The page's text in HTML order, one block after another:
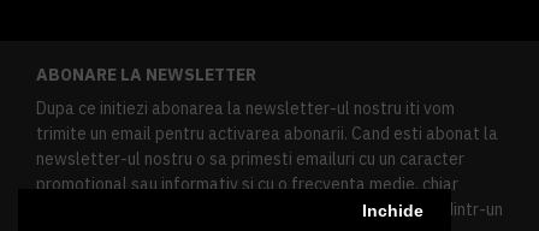
Inchide
ABONARE LA NEWSLETTER
Dupa ce initiezi abonarea la newsletter-ul nostru iti vom
trimite un email pentru activarea abonarii. Cand esti abonat la
newsletter-ul nostru o sa primesti emailuri cu un caracter
promotional sau informativ si cu o frecventa medie, chiar
redusa. Daca doresti sa te dezabonezi poti urma linkul dintr-un